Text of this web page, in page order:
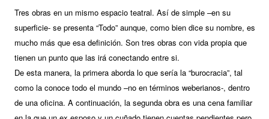
Tres obras en un mismo espacio teatral. Así de simple –en su
superficie- se presenta “Todo” aunque, como bien dice su nombre, es
mucho más que esa definición. Son tres obras con vida propia que
tienen un punto que las irá conectando entre si.
De esta manera, la primera aborda lo que sería la “burocracia”, tal
como la conoce todo el mundo –no en términos weberianos-, dentro
de una oficina. A continuación, la segunda obra es una cena familiar